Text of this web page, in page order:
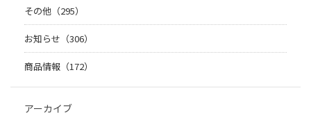
その他（295）
お知らせ（306）
商品情報（172）
アーカイブ